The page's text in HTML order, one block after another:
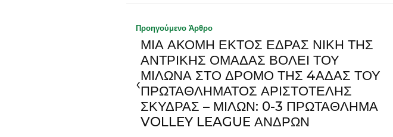
Προηγούμενο Άρθρο
‹
ΜΙΑ ΑΚΟΜΗ ΕΚΤΟΣ ΕΔΡΑΣ ΝΙΚΗ ΤΗΣ
ΑΝΤΡΙΚΗΣ ΟΜΑΔΑΣ ΒΟΛΕΙ ΤΟΥ
ΜΙΛΩΝΑ ΣΤΟ ΔΡΟΜΟ ΤΗΣ 4ΑΔΑΣ ΤΟΥ
ΠΡΩΤΑΘΛΗΜΑΤΟΣ ΑΡΙΣΤΟΤΕΛΗΣ
ΣΚΥΔΡΑΣ – ΜΙΛΩΝ: 0-3 ΠΡΩΤΑΘΛΗΜΑ
VOLLEY LEAGUE ΑΝΔΡΩΝ